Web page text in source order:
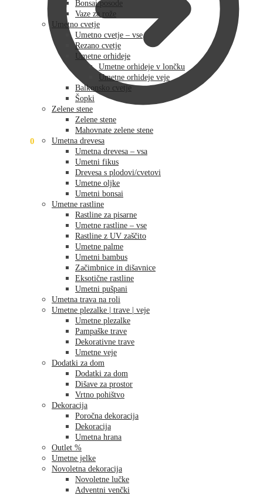
0
Bonsai posode
Vaze za rože
Umetno cvetje
Umetno cvetje – vse
Rezano cvetje
Umetne orhideje
Umetne orhideje v lončku
Umetne orhideje veje
Balkonsko cvetje
Šopki
Zelene stene
Zelene stene
Mahovnate zelene stene
Umetna drevesa
Umetna drevesa – vsa
Umetni fikus
Drevesa s plodovi/cvetovi
Umetne oljke
Umetni bonsai
Umetne rastline
Rastline za pisarne
Umetne rastline – vse
Rastline z UV zaščito
Umetne palme
Umetni bambus
Začimbnice in dišavnice
Eksotične rastline
Umetni pušpani
Umetna trava na roli
Umetne plezalke | trave | veje
Umetne plezalke
Pampaške trave
Dekorativne trave
Umetne veje
Dodatki za dom
Dodatki za dom
Dišave za prostor
Vrtno pohištvo
Dekoracija
Poročna dekoracija
Dekoracija
Umetna hrana
Outlet %
Umetne jelke
Novoletna dekoracija
Novoletne lučke
Adventni venčki